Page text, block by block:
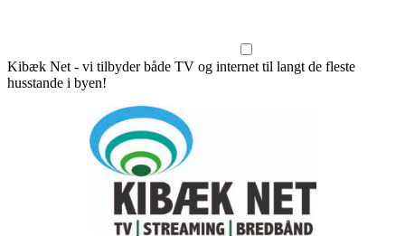
Kibæk Net - vi tilbyder både TV og internet til langt de fleste
husstande i byen!